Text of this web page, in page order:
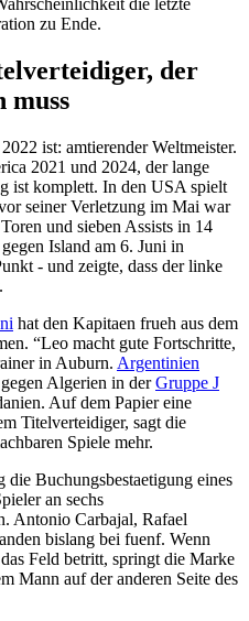
die letzte
zu Ende.
der
muss
ist: amtierender Weltmeister.
2021 und 2024, der lange
ist komplett. In den USA spielt
seiner Verletzung im Mai war
und sieben Assists in 14
Island am 6. Juni in
- und zeigte, dass der linke
hat den Kapitaen frueh aus dem
“Leo macht gute Fortschritte,
in Auburn. Argentinien
Algerien in derGruppe J
Auf dem Papier eine
Titelverteidiger, sagt die
Spiele mehr.
Buchungsbestaetigung eines
an sechs
Antonio Carbajal, Rafael
bislang bei fuenf. Wenn
Feld betritt, springt die Marke
Mann auf der anderen Seite des